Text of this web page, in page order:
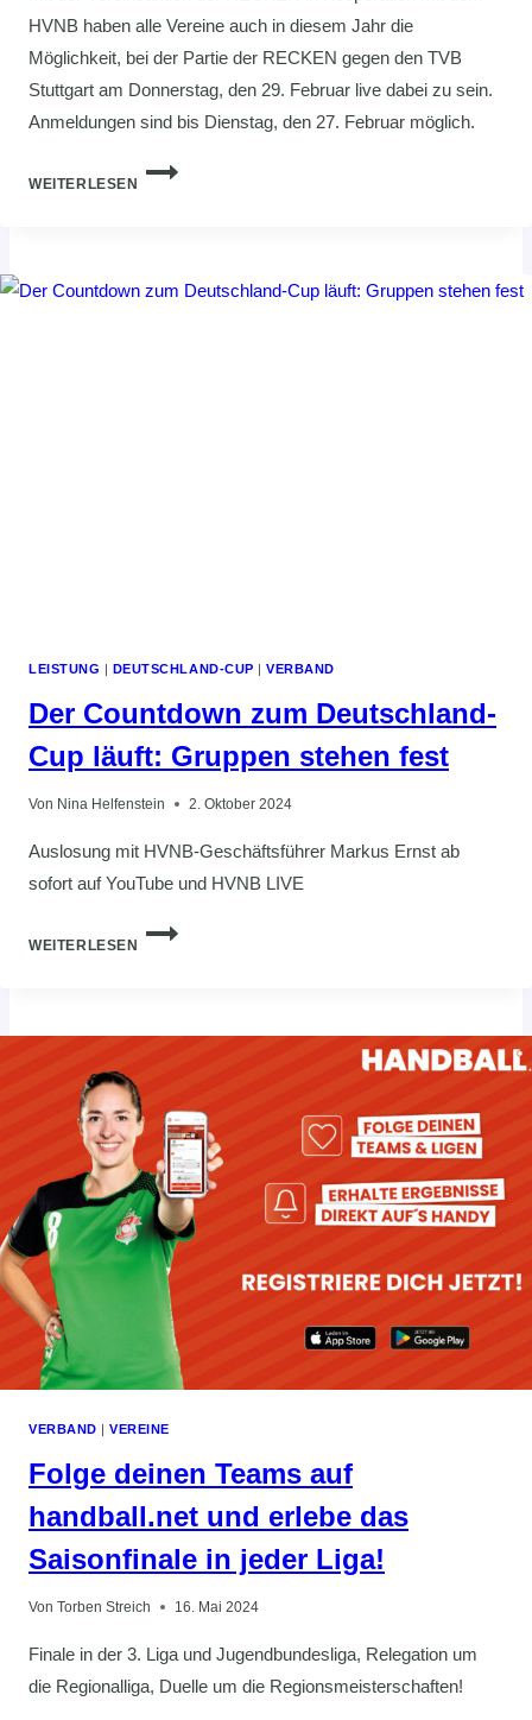
HVNB haben alle Vereine auch in diesem Jahr die
Möglichkeit, bei der Partie der RECKEN gegen den TVB
Stuttgart am Donnerstag, den 29. Februar live dabei zu sein.
Anmeldungen sind bis Dienstag, den 27. Februar möglich.
WEITERLESEN
JETZT
LEISTUNG | DEUTSCHLAND-CUP |VERBAND
Der Countdown zum Deutschland-
Cup läuft: Gruppen stehen fest
Von Nina Helfenstein 2. Oktober 2024
Auslosung mit HVNB-Geschäftsführer Markus Ernst ab
sofort auf YouTube und HVNB LIVE
WEITERLESEN
DER
STEHEN
FEST
VERBAND |VEREINE
Folge deinen Teams auf
handball.net und erlebe das
Saisonfinale in jeder Liga!
Von Torben Streich 16. Mai 2024
Finale in der 3. Liga und Jugendbundesliga, Relegation um
die Regionalliga, Duelle um die Regionsmeisterschaften!